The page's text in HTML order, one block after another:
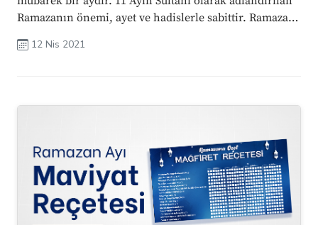
Ramazanın önemi, ayet ve hadislerle sabittir. Ramazan,
sabrın kapısıdır. Ramazan Ne ...
12 Nis 2021